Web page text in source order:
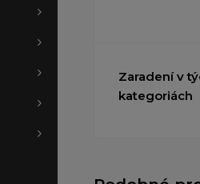
Zaradení v
kategoriách